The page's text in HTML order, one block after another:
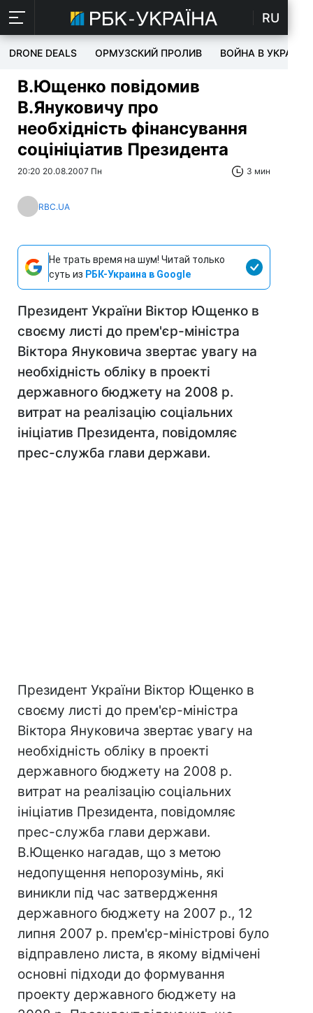
RU
DRONE DEALS ОРМУЗСКИЙ ПРОЛИВ ВОЙНА В УКРАИНЕ
В.Ющенко повідомив
В.Януковичу про
необхідність фінансування
соцініціатив Президента
20:20 20.08.2007 Пн 3 мин
RBC.UA
Не трать время на шум! Читай только
суть из РБК-Украина в Google
Президент України Віктор Ющенко в
своєму листі до прем'єр-міністра
Віктора Януковича звертає увагу на
необхідність обліку в проекті
державного бюджету на 2008 р.
витрат на реалізацію соціальних
ініціатив Президента, повідомляє
прес-служба глави держави.
Президент України Віктор Ющенко в
своєму листі до прем'єр-міністра
Віктора Януковича звертає увагу на
необхідність обліку в проекті
державного бюджету на 2008 р.
витрат на реалізацію соціальних
ініціатив Президента, повідомляє
прес-служба глави держави.
В.Ющенко нагадав, що з метою
недопущення непорозумінь, які
виникли під час затвердження
державного бюджету на 2007 р., 12
липня 2007 р. прем'єр-міністрові було
відправлено листа, в якому відмічені
основні підходи до формування
проекту державного бюджету на